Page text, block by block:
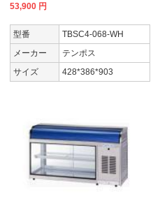
53,900 円
型番
TBSC4-068-WH
メーカー
テンポス
サイズ
428*386*903